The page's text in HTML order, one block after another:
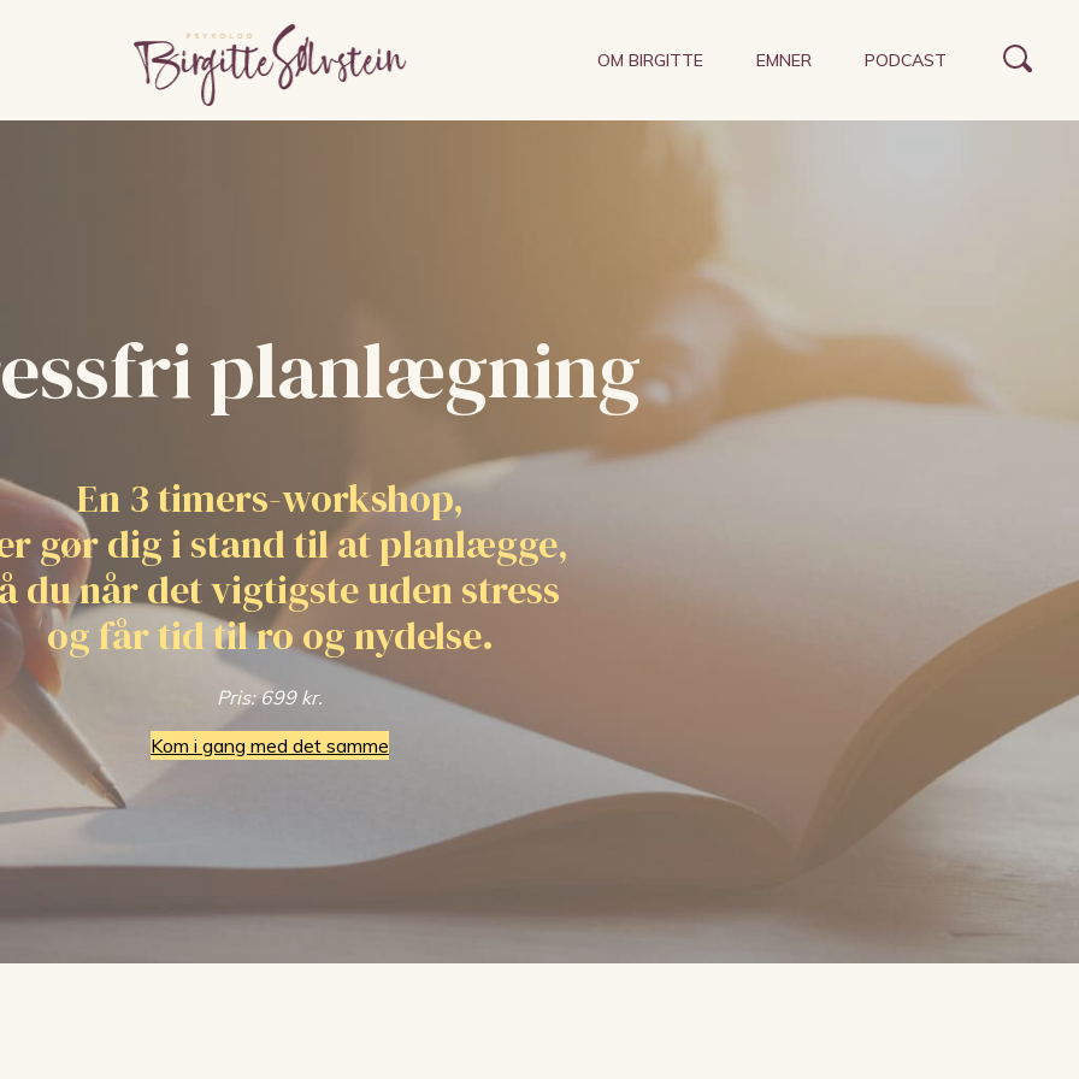
OM BIRGITTE EMNER PODCAST
planlægning
En 3 timers-workshop,
gør dig i stand til at planlægge,
du når det vigtigste uden stress
og får tid til ro og nydelse.
Pris: 699 kr.
Kom i gang med det samme